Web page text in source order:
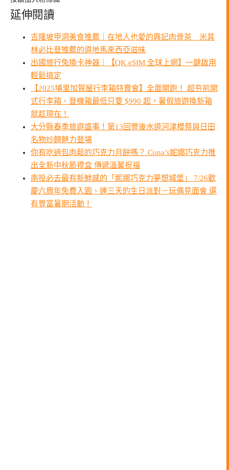
延伸閱讀
吉隆坡甲洞美食推薦｜在地人也愛的興記肉骨茶 米其
林必比登推薦的道地馬來西亞滋味
出國旅行免換卡神器｜【QK eSIM 全球上網】一鍵啟用
輕鬆搞定
【2025埔里加賀屋行李箱特賣會】全面開跑！ 超夯前開
式行李箱、登機箱最低只要 $990 起，暑假旅遊換新箱
就趁現在！
大分縣春季旅遊盛事！第13回豐後水道河津櫻祭與日田
名物炒麵魅力登場
你有吃過包肉鬆的巧克力月餅嗎？ Cona’s妮娜巧克力推
出全新中秋節禮盒 傳遞溫馨祝福
南投必去最有新鮮感的「妮娜巧克力夢想城堡」 7/26歡
慶六周年免費入園、連三天的生日派對－玩偶見面會 還
有豐富暑期活動！